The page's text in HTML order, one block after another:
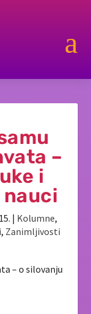
a
–
i
| Kolumne,
, Zanimljivosti